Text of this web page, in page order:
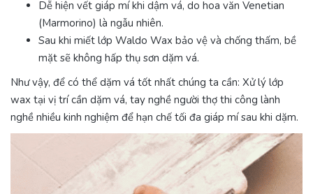
Dễ hiện vết giáp mí khi dậm vá, do hoa văn Venetian
(Marmorino) là ngẫu nhiên.
Sau khi miết lớp Waldo Wax bảo vệ và chống thấm, bề
mặt sẽ không hấp thụ sơn dặm vá.
Như vậy, để có thể dặm vá tốt nhất chúng ta cần: Xử lý lớp
wax tại vị trí cần dặm vá, tay nghề người thợ thi công lành
nghề nhiều kinh nghiệm để hạn chế tối đa giáp mí sau khi dặm.